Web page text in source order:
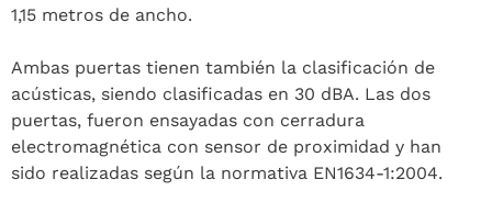
1,15 metros de ancho.
Ambas puertas tienen también la clasificación de
acústicas, siendo clasificadas en 30 dBA. Las dos
puertas, fueron ensayadas con cerradura
electromagnética con sensor de proximidad y han
sido realizadas según la normativa EN1634-1:2004.